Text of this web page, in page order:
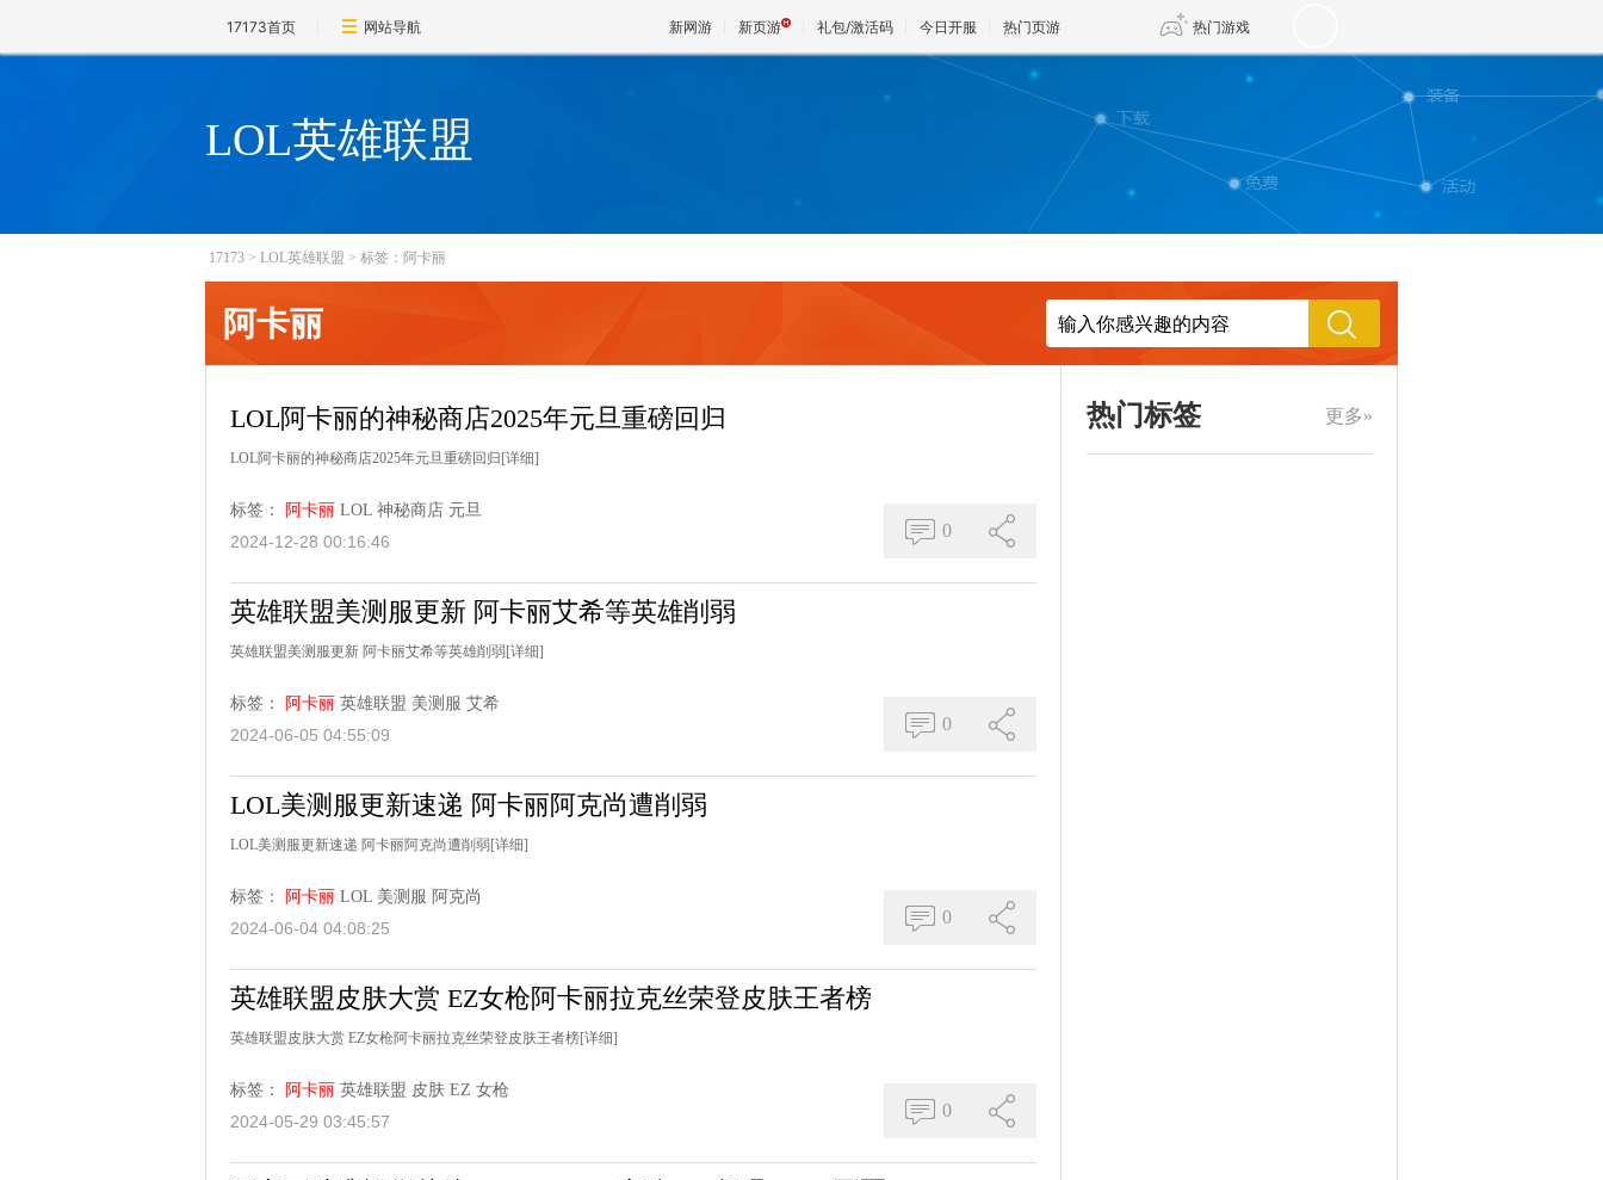
17173首页 网站导航 新网游 新页游 礼包/激活码 今日开服 热门页游 热门游戏
DNF 传奇4
天堂
王权与自由 诛仙世界 新仙侠5
LOL英雄联盟
17173 > LOL英雄联盟 > 标签：阿卡丽
阿卡丽
LOL阿卡丽的神秘商店2025年元旦重磅回归
LOL阿卡丽的神秘商店2025年元旦重磅回归 [详细]
标签： 阿卡丽 LOL 神秘商店 元旦
2024-12-28 00:16:46
0
英雄联盟美测服更新 阿卡丽艾希等英雄削弱
英雄联盟美测服更新 阿卡丽艾希等英雄削弱[详细]
标签： 阿卡丽 英雄联盟 美测服 艾希
2024-06-05 04:55:09
0
LOL美测服更新速递 阿卡丽阿克尚遭削弱
LOL美测服更新速递 阿卡丽阿克尚遭削弱[详细]
标签： 阿卡丽 LOL 美测服 阿克尚
2024-06-04 04:08:25
0
英雄联盟皮肤大赏 EZ女枪阿卡丽拉克丝荣登皮肤王者榜
英雄联盟皮肤大赏 EZ女枪阿卡丽拉克丝荣登皮肤王者榜[详细]
标签： 阿卡丽 英雄联盟 皮肤 EZ 女枪
2024-05-29 03:45:57
0
更多»
热门标签